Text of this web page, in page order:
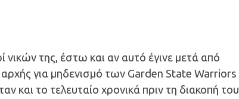
νικών της, έστω και αν αυτό έγινε μετά από
για μηδενισμό των Garden State Warriors
και το τελευταίο χρονικά πριν τη διακοπή του